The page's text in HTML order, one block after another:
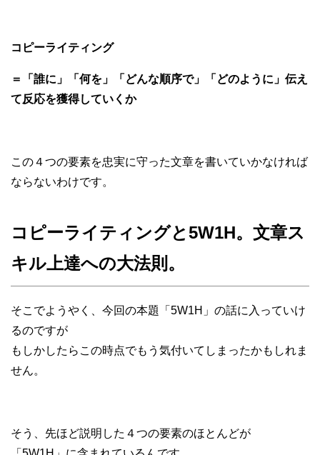
コピーライティング
＝「誰に」「何を」「どんな順序で」「どのように」伝え
て反応を獲得していくか
この４つの要素を忠実に守った文章を書いていかなければ
ならないわけです。
コピーライティングと5W1H。文章ス
キル上達への大法則。
そこでようやく、今回の本題「5W1H」の話に入っていけ
るのですが
もしかしたらこの時点でもう気付いてしまったかもしれま
せん。
そう、先ほど説明した４つの要素のほとんどが